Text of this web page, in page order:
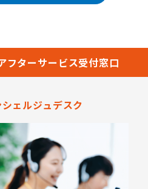
フターサービス受付窓口
ェルジュデスク